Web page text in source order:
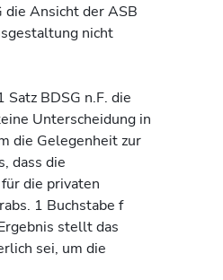
die Ansicht der ASB
nicht
BDSG n.F. die
Unterscheidung in
die Gelegenheit zur
dass die
die privaten
1 Buchstabe f
stellt das
sei, um die